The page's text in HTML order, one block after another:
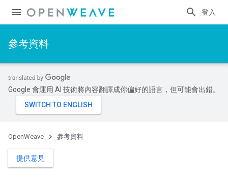
登入
參考資料
Google 會運用 AI 技術將內容翻譯成你偏好的語言，但可能會出錯。
OpenWeave 參考資料
提供意見